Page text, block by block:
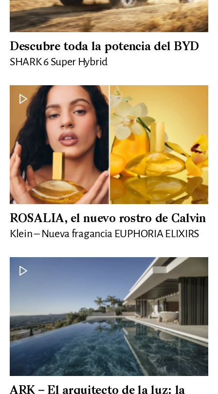
Descubre toda la potencia del BYD
SHARK 6 Super Hybrid
ROSALIA, el nuevo rostro de Calvin
Klein – Nueva fragancia EUPHORIA ELIXIRS
ARK – El arquitecto de la luz: la